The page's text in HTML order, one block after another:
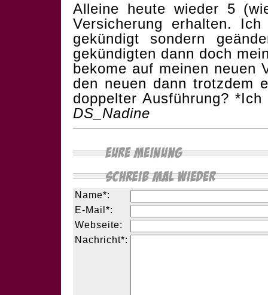
Alleine heute wieder 5
Versicherung erhalten.
gekündigt sondern
gekündigten dann doch
bekome auf meinen neuen
den neuen dann trotzdem
doppelter Ausführung?
DS_Nadine
Name*:
E-Mail*:
Webseite:
Nachricht*: